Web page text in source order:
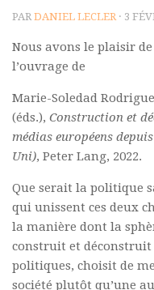
Polifonia
Concours
Rapports
Agrégation et Capes
CPGE
« Au menu »
Actualités
Annonces
Minutes de Fred
PAR DANIEL LECLER· 3
Nous avons le plaisir
l’ouvrage de
Marie-Soledad
(éds.), Construction et
médias européens
Uni), Peter Lang, 2022.
Que serait la politique
qui unissent ces deux
la manière dont la
construit et déconstruit
politiques, choisit de
société plutôt qu’une